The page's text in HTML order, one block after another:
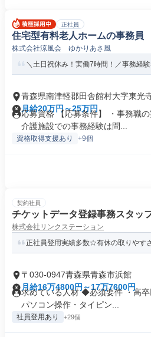
正社員
住宅型有料老人ホームの事務員
株式会社涼風会 ゆかりあさ風
＼土日祝休み！実働7時間！／事務経験
青森県南津軽郡田舎館村大字東光
月給20万円～25万円
応募資格 【応募条件】 ・事務職
介護施設での事務経験は問...
資格取得支援あり +9個
契約社員
チケットデータ登録事務スタッ
株式会社リンクステーション
正社員登用実績多数☆有休の取りやす
〒030-0947青森県青森市浜館
月給16万4800円～17万7600円
求めている人材 ◆必須要件 ・高
パソコン操作・タイピン...
社員登用あり +29個